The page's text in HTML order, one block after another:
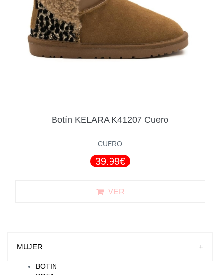
Botín KELARA K41207 Cuero
CUERO
39.99€
VER
MUJER +
BOTIN